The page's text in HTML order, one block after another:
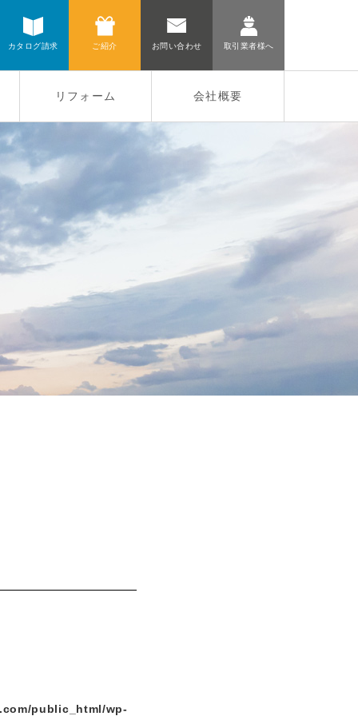
カタログ請求 ご紹介 お問い合わせ 取引業者様へ
リフォーム 会社概要
public_html/wp-